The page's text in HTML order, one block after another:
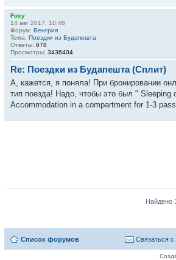
Foxy
14 авг 2017, 10:46
Форум: Венгрия
Тема: Поездки из Будапешта
Ответы: 678
Просмотры: 3436404
Re: Поездки из Будапешта (Сплит)
А, кажется, я поняла! При бронировании
тип поезда! Надо, чтобы это был " Sleeping
Accommodation in a compartment for 1-3
Найдено
Список форумов Связаться